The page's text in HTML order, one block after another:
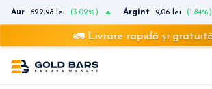
Aur 622,98 lei (3.02%) Argint 9,06 lei (1.84%)
🚛 Livrare rapidă și gratuită